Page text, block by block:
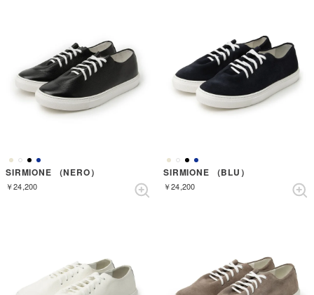
SIRMIONE （NERO）
￥24,200
SIRMIONE （BLU）
￥24,200